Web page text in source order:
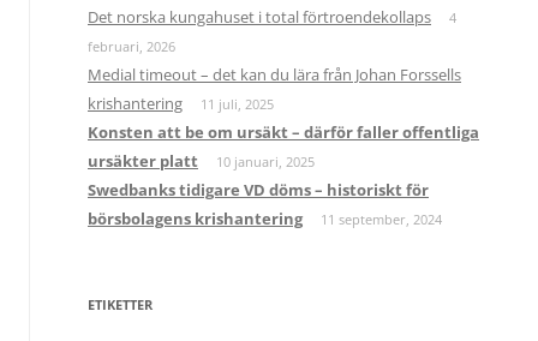
Det norska kungahuset i total förtroendekollaps
4
februari, 2026
Medial timeout – det kan du lära från Johan Forssells
krishantering
11 juli, 2025
Konsten att be om ursäkt – därför faller offentliga
ursäkter platt
10 januari, 2025
Swedbanks tidigare VD döms – historiskt för
börsbolagens krishantering
11 september, 2024
ETIKETTER